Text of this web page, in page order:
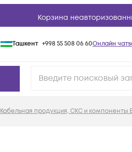
Корзина
Ташкент +998 55 508 06 60Онлайн чат
Кабельная продукция, СКС и компоненты